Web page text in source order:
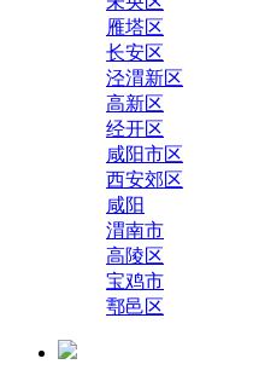
雁塔区
长安区
泾渭新区
高新区
经开区
咸阳市区
西安郊区
咸阳
渭南市
高陵区
宝鸡市
鄠邑区